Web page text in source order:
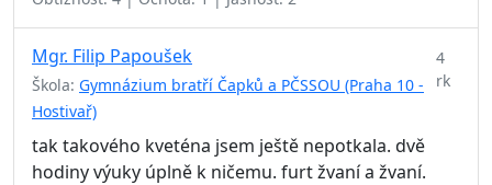
Mgr. Filip Papoušek
Škola: Gymnázium bratří Čapků a PČSSOU (Praha 10 -
Hostivař)
4
rk
tak takového kveténa jsem ještě nepotkala. dvě
hodiny výuky úplně k ničemu. furt žvaní a žvaní.